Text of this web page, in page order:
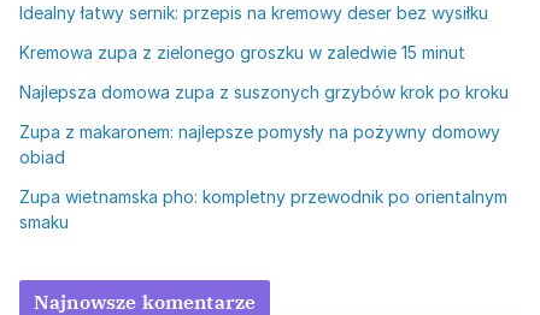
Idealny łatwy sernik: przepis na kremowy deser bez wysiłku
Kremowa zupa z zielonego groszku w zaledwie 15 minut
Najlepsza domowa zupa z suszonych grzybów krok po kroku
Zupa z makaronem: najlepsze pomysły na pożywny domowy
obiad
Zupa wietnamska pho: kompletny przewodnik po orientalnym
smaku
Najnowsze komentarze